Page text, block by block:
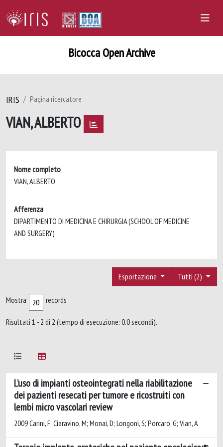
Bicocca Open Archive
IRIS Pagina ricercatore
VIAN, ALBERTO
Nome completo
VIAN, ALBERTO
Afferenza
DIPARTIMENTO DI MEDICINA E CHIRURGIA (SCHOOL OF MEDICINE
AND SURGERY)
Tutti (2)
Esportazione
Mostra records
Risultati 1 - 2 di 2 (tempo di esecuzione: 0.0 secondi).
L’uso di impianti osteointegrati nella riabilitazione
dei pazienti resecati per tumore e ricostruiti con
lembi micro vascolari review
2009 Carini, F; Ciaravino, M; Monai, D; Longoni, S; Porcaro, G; Vian, A